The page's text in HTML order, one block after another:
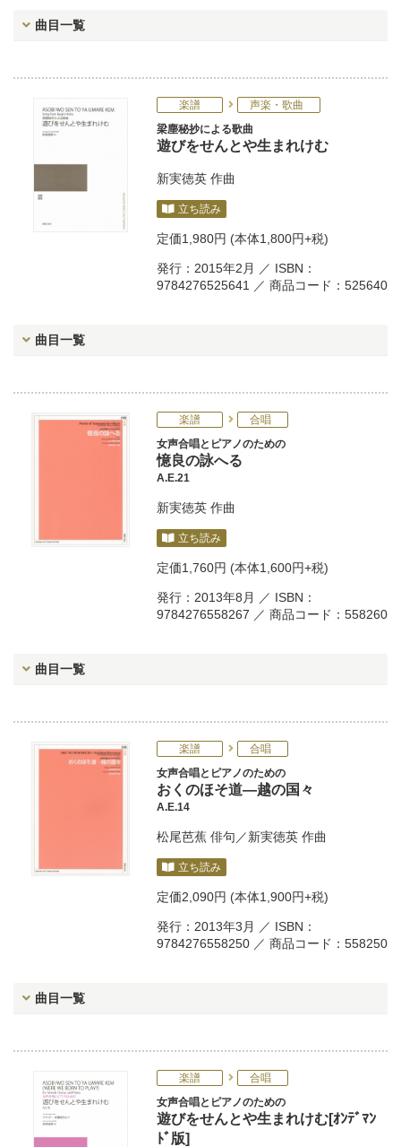
曲目一覧
楽譜
声楽・歌曲
梁塵秘抄による歌曲
遊びをせんとや生まれけむ
新実徳英 作曲
立ち読み
定価1,980円 (本体1,800円+税)
発行：2015年2月 ／ ISBN：
9784276525641 ／ 商品コード：525640
曲目一覧
楽譜
合唱
女声合唱とピアノのための
憶良の詠へる
A.E.21
新実徳英 作曲
立ち読み
定価1,760円 (本体1,600円+税)
発行：2013年8月 ／ ISBN：
9784276558267 ／ 商品コード：558260
曲目一覧
楽譜
合唱
女声合唱とピアノのための
おくのほそ道―越の国々
A.E.14
松尾芭蕉 俳句／新実徳英 作曲
立ち読み
定価2,090円 (本体1,900円+税)
発行：2013年3月 ／ ISBN：
9784276558250 ／ 商品コード：558250
曲目一覧
楽譜
合唱
女声合唱とピアノのための
遊びをせんとや生まれけむ[ｵﾝﾃﾞﾏﾝ
ﾄﾞ版]